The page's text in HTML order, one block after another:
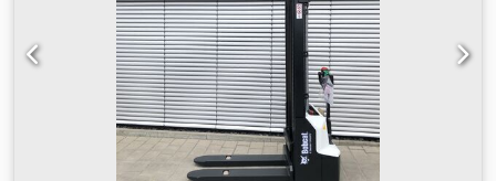
euros, neto + 19% de IVA ---- Para cualquier consulta, por
favor, llame a: Erik Kortum: WhatsApp ?Toda la
información se proporciona sin garantía ni
responsabilidad, y está sujeta a errores y a la venta previa.